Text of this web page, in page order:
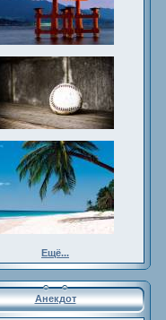
Ещё...
Анекдот